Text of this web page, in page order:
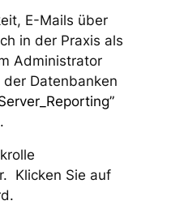
E-Mails über
in der Praxis als
Administrator
Datenbanken
Klicken Sie auf